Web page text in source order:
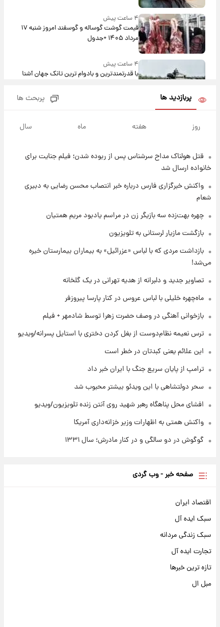
۴ ساعت پیش
قیمت گوشت گوساله و گوسفند امروز شنبه ۱۷
مرداد ۱۴۰۵ +جدول
۴ ساعت پیش
با قدرتمندترین و بادوام ترین تانک جهان آشنا
+جدول
۵ ساعت پیش
یک پیش ‌بینی مهم برای قیمت دلار، طلا و سکه
شنبه ۱۷ مرداد ۱۴۰۵
۱۹ ساعت پیش
تصاویر کمتر دیده‌شده از شهیدان حاجی‌زاده و
باقری؛ فرماندهان شهید هوافضای ایران
قیمت خودروهای سایپا تغییر کرد؛ لیست قیمت
پربازدید ها پربحث ها
روز هفته ماه سال
قتل هولناک مداح سرشناس پس از ربوده شدن؛ فیلم جنایت برای
خانواده ارسال شد
واکنش خبرگزاری فارس درباره خبر انتصاب محسن رضایی به دبیری
شعام
چهره بهت‌زده سه بازیگر زن در مراسم یادبود مریم همتیان
بازگشت مازیار لرستانی به تلویزیون
بازداشت مردی که با لباس «عزرائیل» به بیماران بیمارستان خیره
می‌شد!
تصاویر جدید و دلبرانه از هدیه تهرانی در یک گلخانه
ماه‌چهره خلیلی با لباس عروس در کنار پارسا پیروزفر
بازخوانی آهنگی در وصف حضرت زهرا توسط شادمهر + فیلم
ترس نعیمه نظام‌دوست از بغل کردن دختری با استایل پسرانه/ویدیو
این علائم یعنی کبدتان در خطر است
ترامپ از پایان سریع جنگ با ایران خبر داد
سحر دولتشاهی با این ویدئو بیشتر محبوب شد
افشای محل پناهگاه‌ رهبر شهید روی آنتن زنده تلویزیون/ویدیو
واکنش همتی به اظهارات وزیر خزانه‌داری آمریکا
گوگوش در دو سالگی و در کنار مادرش؛ سال ۱۳۳۱
صفحه خبر - وب گردی
اقتصاد ایران
سبک ایده آل
سبک زندگی مردانه
تجارت ایده آل
تازه ترین خبرها
مبل ال